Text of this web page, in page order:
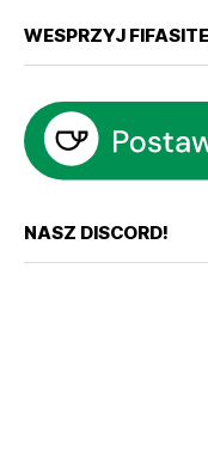
WESPRZYJ
NASZ DISCORD!